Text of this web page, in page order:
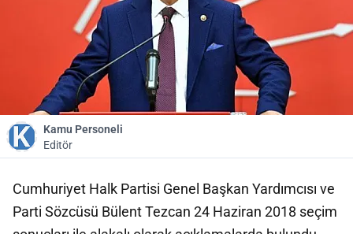
Kamu Personeli
Editör
Cumhuriyet Halk Partisi Genel Başkan Yardımcısı ve
Parti Sözcüsü Bülent Tezcan 24 Haziran 2018 seçim